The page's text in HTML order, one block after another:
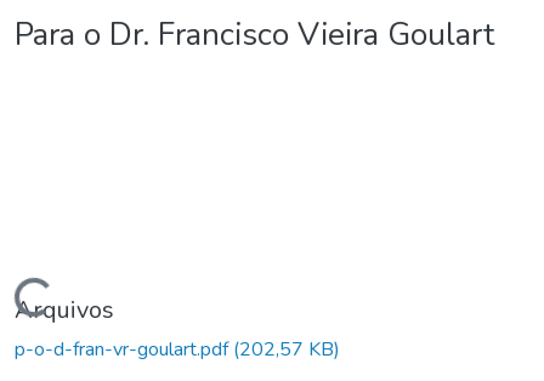
Estatísticas
Para o Dr. Francisco Vieira Goulart
Carregando...
Arquivos
p-o-d-fran-vr-goulart.pdf(202,57 KB)